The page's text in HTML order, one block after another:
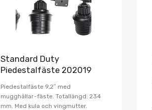
Standard Duty
Piedestalfäste 202019
Piedestalfäste 9,2″ med
mugghållar-fäste. Totallängd: 234
mm. Med kula och vingmutter.